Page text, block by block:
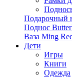
Подарочный
Поднос
Ваза Ming
Дети
Игры
Книги
Одежда